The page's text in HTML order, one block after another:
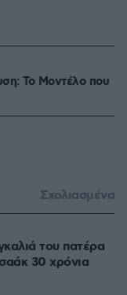
Το Mοντέλο που
Σχολιασμένα
του πατέρα
30 χρόνια